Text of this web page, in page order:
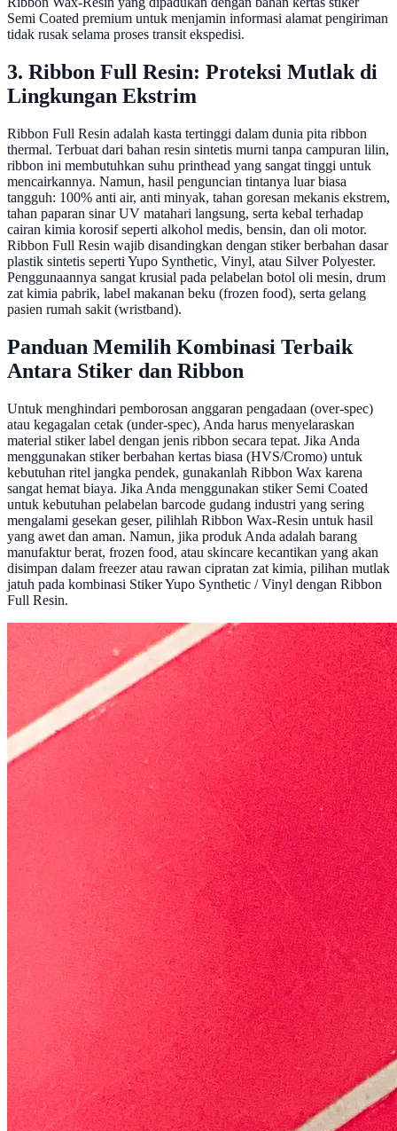
Semi Coated premium untuk menjamin informasi alamat pengiriman
tidak rusak selama proses transit ekspedisi.
3. Ribbon Full Resin: Proteksi Mutlak di
Lingkungan Ekstrim
Ribbon Full Resin adalah kasta tertinggi dalam dunia pita ribbon
thermal. Terbuat dari bahan resin sintetis murni tanpa campuran lilin,
ribbon ini membutuhkan suhu printhead yang sangat tinggi untuk
mencairkannya. Namun, hasil penguncian tintanya luar biasa
tangguh: 100% anti air, anti minyak, tahan goresan mekanis ekstrem,
tahan paparan sinar UV matahari langsung, serta kebal terhadap
cairan kimia korosif seperti alkohol medis, bensin, dan oli motor.
Ribbon Full Resin wajib disandingkan dengan stiker berbahan dasar
plastik sintetis seperti Yupo Synthetic, Vinyl, atau Silver Polyester.
Penggunaannya sangat krusial pada pelabelan botol oli mesin, drum
zat kimia pabrik, label makanan beku (frozen food), serta gelang
pasien rumah sakit (wristband).
Panduan Memilih Kombinasi Terbaik
Antara Stiker dan Ribbon
Untuk menghindari pemborosan anggaran pengadaan (over-spec)
atau kegagalan cetak (under-spec), Anda harus menyelaraskan
material stiker label dengan jenis ribbon secara tepat. Jika Anda
menggunakan stiker berbahan kertas biasa (HVS/Cromo) untuk
kebutuhan ritel jangka pendek, gunakanlah Ribbon Wax karena
sangat hemat biaya. Jika Anda menggunakan stiker Semi Coated
untuk kebutuhan pelabelan barcode gudang industri yang sering
mengalami gesekan geser, pilihlah Ribbon Wax-Resin untuk hasil
yang awet dan aman. Namun, jika produk Anda adalah barang
manufaktur berat, frozen food, atau skincare kecantikan yang akan
disimpan dalam freezer atau rawan cipratan zat kimia, pilihan mutlak
jatuh pada kombinasi Stiker Yupo Synthetic / Vinyl dengan Ribbon
Full Resin.